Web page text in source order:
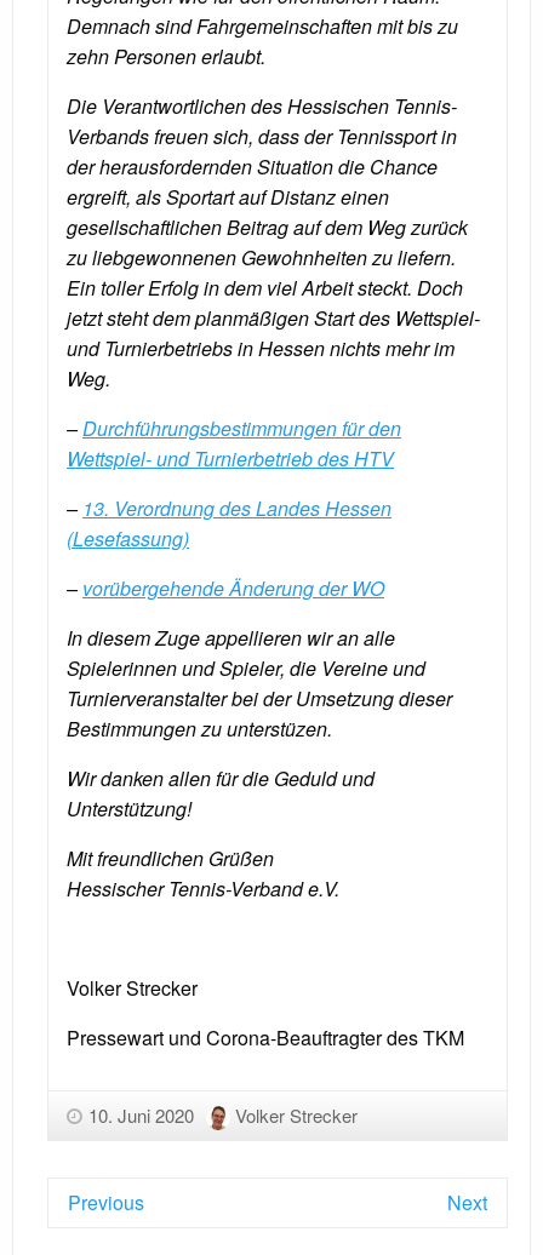
Demnach sind Fahrgemeinschaften mit bis zu
zehn Personen erlaubt.
Die Verantwortlichen des Hessischen Tennis-
Verbands freuen sich, dass der Tennissport in
der herausfordernden Situation die Chance
ergreift, als Sportart auf Distanz einen
gesellschaftlichen Beitrag auf dem Weg zurück
zu liebgewonnenen Gewohnheiten zu liefern.
Ein toller Erfolg in dem viel Arbeit steckt. Doch
jetzt steht dem planmäßigen Start des Wettspiel-
und Turnierbetriebs in Hessen nichts mehr im
Weg.
–Durchführungsbestimmungen für den
Wettspiel- und Turnierbetrieb des HTV
– 13. Verordnung des Landes Hessen
(Lesefassung)
–vorübergehende Änderung der WO
In diesem Zuge appellieren wir an alle
Spielerinnen und Spieler, die Vereine und
Turnierveranstalter bei der Umsetzung dieser
Bestimmungen zu unterstüzen.
Wir danken allen für die Geduld und
Unterstützung!
Mit freundlichen Grüßen
Hessischer Tennis-Verband e.V.
Volker Strecker
Pressewart und Corona-Beauftragter des TKM
10. Juni 2020 Volker Strecker
Previous Next